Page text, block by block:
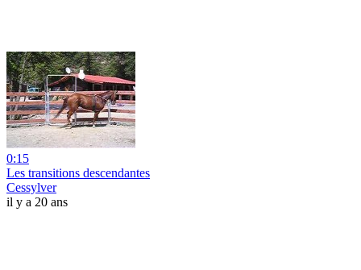
0:15
Les transitions descendantes
Cessylver
il y a 20 ans